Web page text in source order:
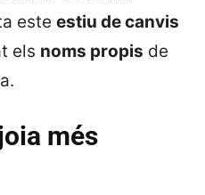
este estiu de canvis
els noms propis de
més